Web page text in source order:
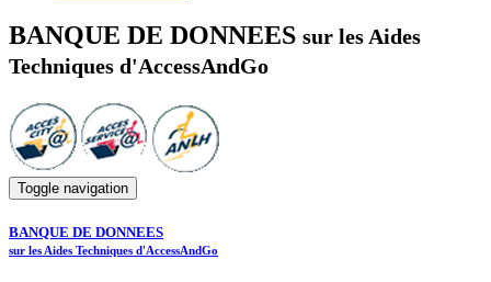
BANQUE DE DONNEES sur les Aides
Techniques d'AccessAndGo
Toggle navigation
BANQUE DE DONNEES
sur les Aides Techniques d'AccessAndGo